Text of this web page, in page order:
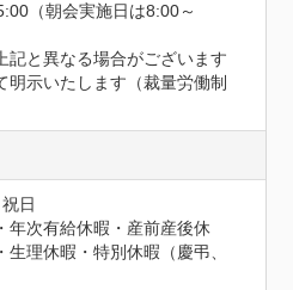
（朝会実施日は8:00～
記と異なる場合がございます
明示いたします（裁量労働制
日
年次有給休暇・産前産後休
理休暇・特別休暇（慶弔、